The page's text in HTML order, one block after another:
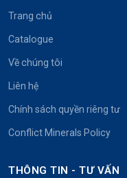
Trang chủ
Catalogue
Về chúng tôi
Liên hệ
Chính sách quyền riêng tư
Conflict Minerals Policy
THÔNG TIN - TƯ VẤN